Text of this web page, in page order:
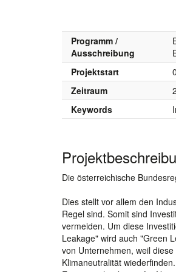
Programm /
Ausschreibung
Projektstart
Zeitraum
Keywords
Die österreichische
Dies stellt vor allem den
Regel sind. Somit sind
vermeiden. Um diese
Leakage" wird auch "Green
von Unternehmen, weil
Klimaneutralität